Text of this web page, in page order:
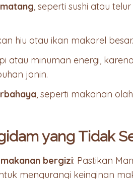
, seperti sushi atau
hiu atau ikan makarel besar.
atau minuman energi,
janin.
, seperti makanan
yang Tidak
bergizi: Pastikan
mengurangi keinginan